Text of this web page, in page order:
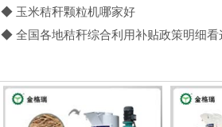
◆ 玉米秸秆颗粒机哪家好
◆ 全国各地秸秆综合利用补贴政策明细看